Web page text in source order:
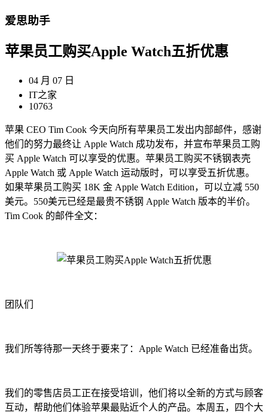
爱思助手
苹果员工购买Apple Watch五折优惠
04 月 07 日
IT之家
10763
苹果 CEO Tim Cook 今天向所有苹果员工发出内部邮件，感谢
他们的努力最终让 Apple Watch 成功发布，并宣布苹果员工购
买 Apple Watch 可以享受的优惠。苹果员工购买不锈钢表壳
Apple Watch 或 Apple Watch 运动版时，可以享受五折优惠。
如果苹果员工购买 18K 金 Apple Watch Edition，可以立减 550
美元。550美元已经是最贵不锈钢 Apple Watch 版本的半价。
Tim Cook 的邮件全文：
团队们
我们所等待那一天终于要来了：Apple Watch 已经准备出货。
我们的零售店员工正在接受培训，他们将以全新的方式与顾客
互动，帮助他们体验苹果最贴近个人的产品。本周五，四个大